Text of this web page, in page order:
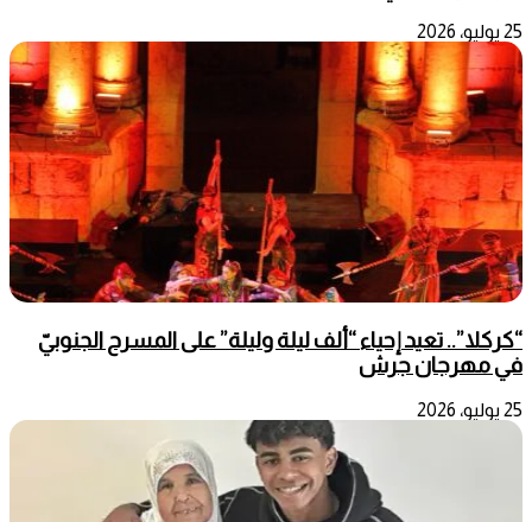
25 يوليو، 2026
“كركلا”.. تعيد إحياء “ألف ليلة وليلة” على المسرح الجنوبيّ
في مهرجان جرش
25 يوليو، 2026